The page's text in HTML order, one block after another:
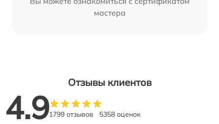
мастера
Отзывы клиентов
4.91799 отзывов 5358 оценок